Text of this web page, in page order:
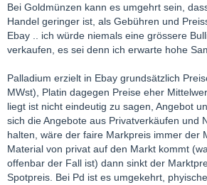
Bei Goldmünzen kann es umgehrt sein,
Handel geringer ist, als Gebühren und
Ebay .. ich würde niemals eine grössere
verkaufen, es sei denn ich erwarte hohe
Palladium erzielt in Ebay grundsätzlich
MWst), Platin dagegen Preise eher
liegt ist nicht eindeutig zu sagen, Angebot
sich die Angebote aus Privatverkäufen und
halten, wäre der faire Markpreis immer der
Material von privat auf den Markt kommt
offenbar der Fall ist) dann sinkt der
Spotpreis. Bei Pd ist es umgekehrt,